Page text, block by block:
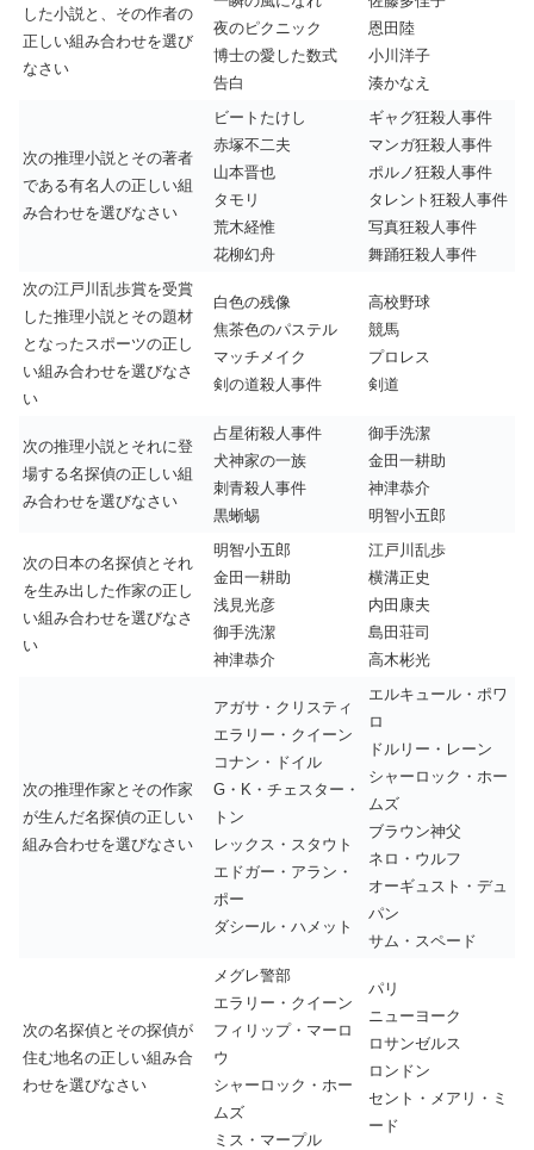
した小説と、その作者の
正しい組み合わせを選び
なさい
夜のピクニック
博士の愛した数式
告白
恩田陸
小川洋子
湊かなえ
次の推理小説とその著者
である有名人の正しい組
み合わせを選びなさい
ビートたけし
赤塚不二夫
山本晋也
タモリ
荒木経惟
花柳幻舟
ギャグ狂殺人事件
マンガ狂殺人事件
ポルノ狂殺人事件
タレント狂殺人事件
写真狂殺人事件
舞踊狂殺人事件
次の江戸川乱歩賞を受賞
した推理小説とその題材
となったスポーツの正し
い組み合わせを選びなさ
い
白色の残像
焦茶色のパステル
マッチメイク
剣の道殺人事件
高校野球
競馬
プロレス
剣道
次の推理小説とそれに登
場する名探偵の正しい組
み合わせを選びなさい
占星術殺人事件
犬神家の一族
刺青殺人事件
黒蜥蜴
御手洗潔
金田一耕助
神津恭介
明智小五郎
次の日本の名探偵とそれ
を生み出した作家の正し
い組み合わせを選びなさ
い
明智小五郎
金田一耕助
浅見光彦
御手洗潔
神津恭介
江戸川乱歩
横溝正史
内田康夫
島田荘司
高木彬光
次の推理作家とその作家
が生んだ名探偵の正しい
組み合わせを選びなさい
アガサ・クリスティ
エラリー・クイーン
コナン・ドイル
G・K・チェスター・
トン
レックス・スタウト
エドガー・アラン・
ポー
ダシール・ハメット
エルキュール・ポワ
ロ
ドルリー・レーン
シャーロック・ホー
ムズ
ブラウン神父
ネロ・ウルフ
オーギュスト・デュ
パン
サム・スペード
次の名探偵とその探偵が
住む地名の正しい組み合
わせを選びなさい
メグレ警部
エラリー・クイーン
フィリップ・マーロ
ウ
シャーロック・ホー
ムズ
ミス・マープル
パリ
ニューヨーク
ロサンゼルス
ロンドン
セント・メアリ・ミ
ード